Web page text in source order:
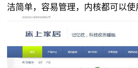
洁简单，容易管理，内核都可以使